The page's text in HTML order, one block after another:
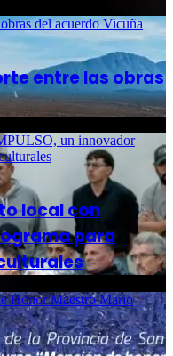
del acuerdo Vicuña
entre las obras
un innovador
local con
para
Honor Maestro Mario